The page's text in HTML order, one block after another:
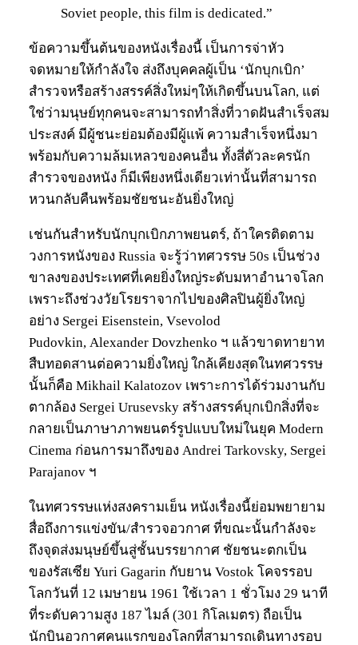
Soviet people, this film is dedicated.”
ข้อความขึ้นต้นของหนังเรื่องนี้ เป็นการจ่าหัว
จดหมายให้กำลังใจ ส่งถึงบุคคลผู้เป็น ‘นักบุกเบิก’
สำรวจหรือสร้างสรรค์สิ่งใหม่ๆให้เกิดขึ้นบนโลก, แต่
ใช่ว่ามนุษย์ทุกคนจะสามารถทำสิ่งที่วาดฝันสำเร็จสม
ประสงค์ มีผู้ชนะย่อมต้องมีผู้แพ้ ความสำเร็จหนึ่งมา
พร้อมกับความล้มเหลวของคนอื่น ทั้งสี่ตัวละครนัก
สำรวจของหนัง ก็มีเพียงหนึ่งเดียวเท่านั้นที่สามารถ
หวนกลับคืนพร้อมชัยชนะอันยิ่งใหญ่
เช่นกันสำหรับนักบุกเบิกภาพยนตร์, ถ้าใครติดตาม
วงการหนังของ Russia จะรู้ว่าทศวรรษ 50s เป็นช่วง
ขาลงของประเทศที่เคยยิ่งใหญ่ระดับมหาอำนาจโลก
เพราะถึงช่วงวัยโรยราจากไปของศิลปินผู้ยิ่งใหญ่
อย่าง Sergei Eisenstein, Vsevolod
Pudovkin, Alexander Dovzhenko ฯ แล้วขาดทายาท
สืบทอดสานต่อความยิ่งใหญ่ ใกล้เคียงสุดในทศวรรษ
นั้นก็คือ Mikhail Kalatozov เพราะการได้ร่วมงานกับ
ตากล้อง Sergei Urusevsky สร้างสรรค์บุกเบิกสิ่งที่จะ
กลายเป็นภาษาภาพยนตร์รูปแบบใหม่ในยุค Modern
Cinema ก่อนการมาถึงของ Andrei Tarkovsky, Sergei
Parajanov ฯ
ในทศวรรษแห่งสงครามเย็น หนังเรื่องนี้ย่อมพยายาม
สื่อถึงการแข่งขัน/สำรวจอวกาศ ที่ขณะนั้นกำลังจะ
ถึงจุดส่งมนุษย์ขึ้นสู่ชั้นบรรยากาศ ชัยชนะตกเป็น
ของรัสเซีย Yuri Gagarin กับยาน Vostok โคจรรอบ
โลกวันที่ 12 เมษายน 1961 ใช้เวลา 1 ชั่วโมง 29 นาที
ที่ระดับความสูง 187 ไมล์ (301 กิโลเมตร) ถือเป็น
นักบินอวกาศคนแรกของโลกที่สามารถเดินทางรอบ